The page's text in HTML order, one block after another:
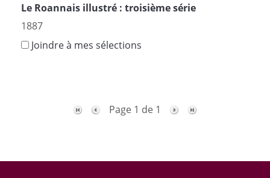
Le Roannais illustré : troisième série
1887
Joindre à mes sélections
Page 1 de 1